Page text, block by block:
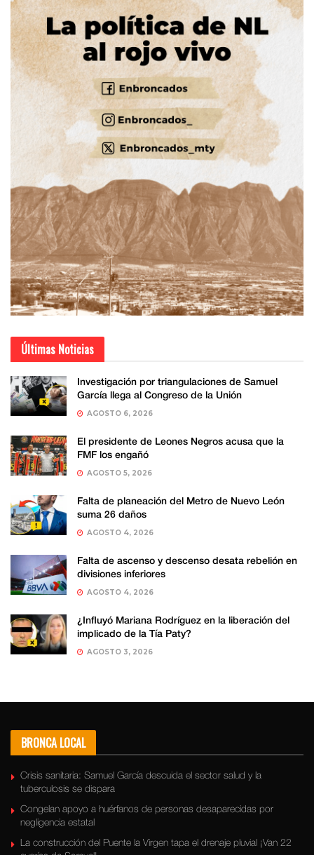
Últimas Noticias
Investigación por triangulaciones de Samuel
García llega al Congreso de la Unión
AGOSTO 6, 2026
El presidente de Leones Negros acusa que la
FMF los engañó
AGOSTO 5, 2026
Falta de planeación del Metro de Nuevo León
suma 26 daños
AGOSTO 4, 2026
Falta de ascenso y descenso desata rebelión en
divisiones inferiores
AGOSTO 4, 2026
¿Influyó Mariana Rodríguez en la liberación del
implicado de la Tía Paty?
AGOSTO 3, 2026
BRONCA LOCAL
Crisis sanitaria: Samuel García descuida el sector salud y la
tuberculosis se dispara
Congelan apoyo a huérfanos de personas desaparecidas por
negligencia estatal
La construcción del Puente la Virgen tapa el drenaje pluvial ¡Van 22